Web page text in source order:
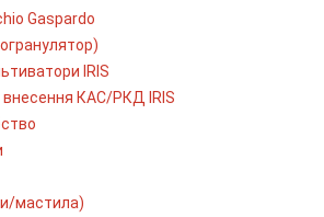
Gaspardo
IRIS
КАС/РКД IRIS
мастила)